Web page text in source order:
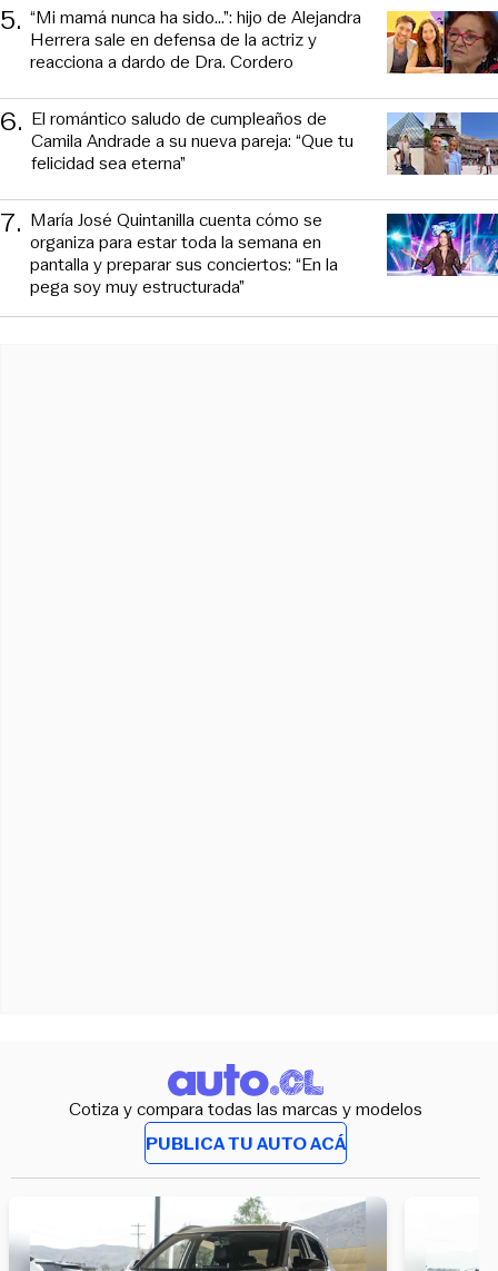
5. “Mi mamá nunca ha sido...”: hijo de Alejandra
Herrera sale en defensa de la actriz y
reacciona a dardo de Dra. Cordero
6. El romántico saludo de cumpleaños de
Camila Andrade a su nueva pareja: “Que tu
felicidad sea eterna”
7. María José Quintanilla cuenta cómo se
organiza para estar toda la semana en
pantalla y preparar sus conciertos: “En la
pega soy muy estructurada”
Cotiza y compara todas las marcas y modelos
PUBLICA TU AUTO ACÁ